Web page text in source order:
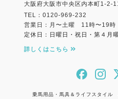
大阪府大阪市中央区内本町1-2-
TEL：0120-969-232
営業日：月〜土曜 11時〜19時
定休日：日曜日・祝日・第４月
詳しくはこちら
乗馬用品・馬具＆ライフスタイ